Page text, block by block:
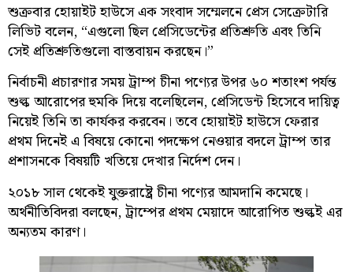
শুক্রবার হোয়াইট হাউসে এক সংবাদ সম্মেলনে প্রেস সেক্রেটারি
লিভিট বলেন, “এগুলো ছিল প্রেসিডেন্টের প্রতিশ্রুতি এবং তিনি
সেই প্রতিশ্রুতিগুলো বাস্তবায়ন করছেন।”
নির্বাচনী প্রচারণার সময় ট্রাম্প চীনা পণ্যের উপর ৬০ শতাংশ পর্যন্ত
শুল্ক আরোপের হুমকি দিয়ে বলেছিলেন, প্রেসিডেন্ট হিসেবে দায়িত্ব
নিয়েই তিনি তা কার্যকর করবেন। তবে হোয়াইট হাউসে ফেরার
প্রথম দিনেই এ বিষয়ে কোনো পদক্ষেপ নেওয়ার বদলে ট্রাম্প তার
প্রশাসনকে বিষয়টি খতিয়ে দেখার নির্দেশ দেন।
২০১৮ সাল থেকেই যুক্তরাষ্ট্রে চীনা পণ্যের আমদানি কমেছে।
অর্থনীতিবিদরা বলছেন, ট্রাম্পের প্রথম মেয়াদে আরোপিত শুল্কই এর
অন্যতম কারণ।